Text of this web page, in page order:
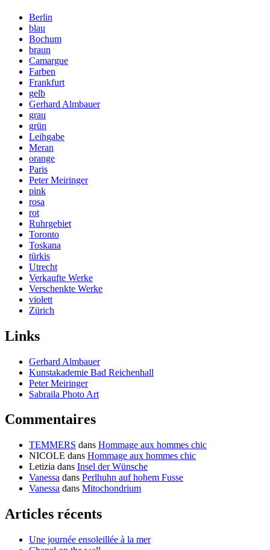
Berlin
blau
Bochum
braun
Camargue
Farben
Frankfurt
gelb
Gerhard Almbauer
grau
grün
Leihgabe
Meran
orange
Paris
Peter Meiringer
pink
rosa
rot
Ruhrgebiet
Toronto
Toskana
türkis
Utrecht
Verkaufte Werke
Verschenkte Werke
violett
Zürich
Links
Gerhard Almbauer
Kunstakademie Bad Reichenhall
Peter Meiringer
Sabraila Photo Art
Commentaires
TEMMERS dans Hommage aux hommes chic
NICOLE dans Hommage aux hommes chic
Letizia dans Insel der Wünsche
Vanessa dans Perlhuhn auf hohem Fusse
Vanessa dans Mitochondrium
Articles récents
Une journée ensoleillée à la mer